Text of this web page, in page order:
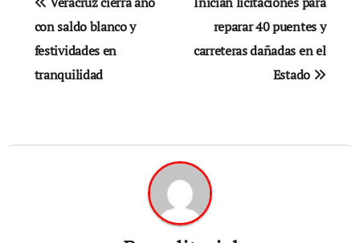
de
entradas
con saldo blanco y
festividades en
tranquilidad
reparar 40 puentes y
carreteras dañadas en el
Estado